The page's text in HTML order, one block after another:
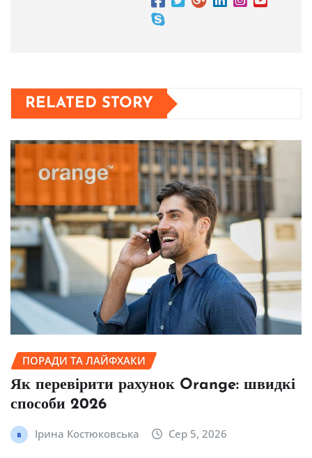
RELATED STORY
ПОРАДИ ТА ЛАЙФХАКИ
Як перевірити рахунок Orange: швидкі
способи 2026
Ірина Костюковська Сер 5, 2026